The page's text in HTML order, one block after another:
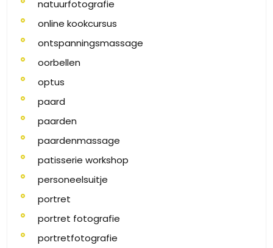
natuurfotografie
online kookcursus
ontspanningsmassage
oorbellen
optus
paard
paarden
paardenmassage
patisserie workshop
personeelsuitje
portret
portret fotografie
portretfotografie